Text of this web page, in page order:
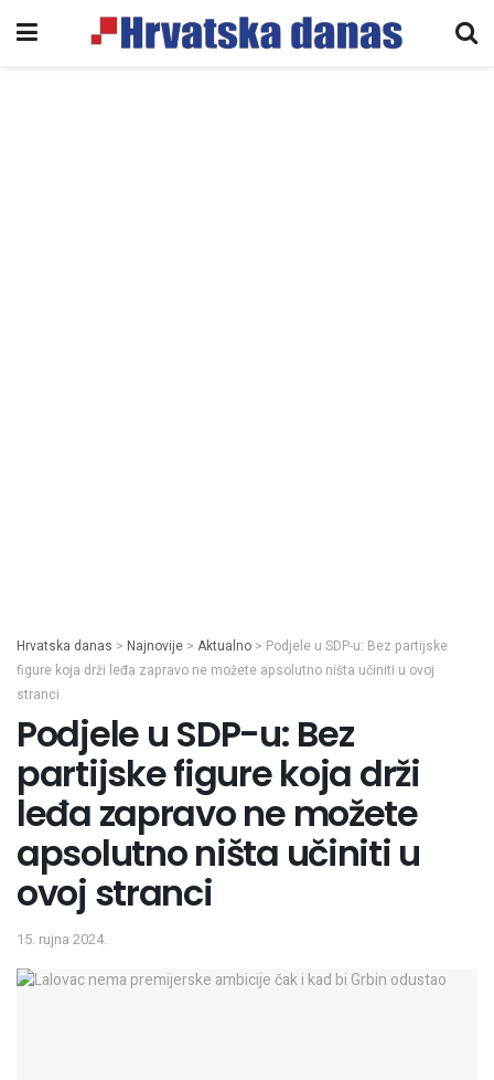
Hrvatska danas > Najnovije > Aktualno > Podjele u SDP-u: Bez partijske
figure koja drži leđa zapravo ne možete apsolutno ništa učiniti u ovoj
stranci
Podjele u SDP-u: Bez
partijske figure koja drži
leđa zapravo ne možete
apsolutno ništa učiniti u
ovoj stranci
15. rujna 2024.